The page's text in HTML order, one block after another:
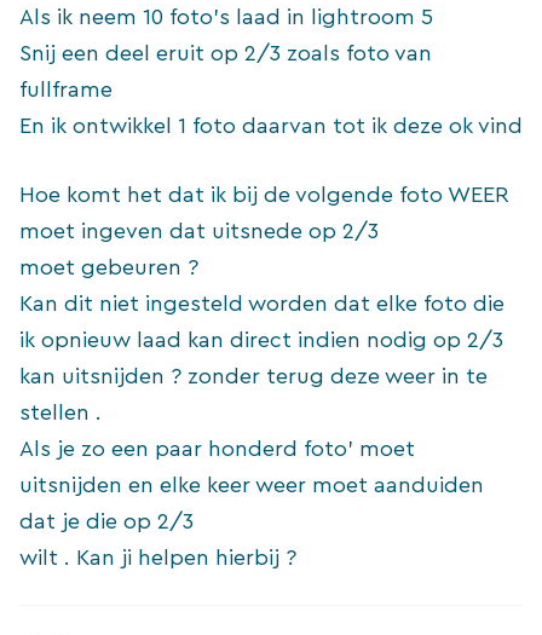
Als ik neem 10 foto’s laad in lightroom 5
Snij een deel eruit op 2/3 zoals foto van
fullframe
En ik ontwikkel 1 foto daarvan tot ik deze ok vind
Hoe komt het dat ik bij de volgende foto WEER
moet ingeven dat uitsnede op 2/3
moet gebeuren ?
Kan dit niet ingesteld worden dat elke foto die
ik opnieuw laad kan direct indien nodig op 2/3
kan uitsnijden ? zonder terug deze weer in te
stellen .
Als je zo een paar honderd foto’ moet
uitsnijden en elke keer weer moet aanduiden
dat je die op 2/3
wilt . Kan ji helpen hierbij ?